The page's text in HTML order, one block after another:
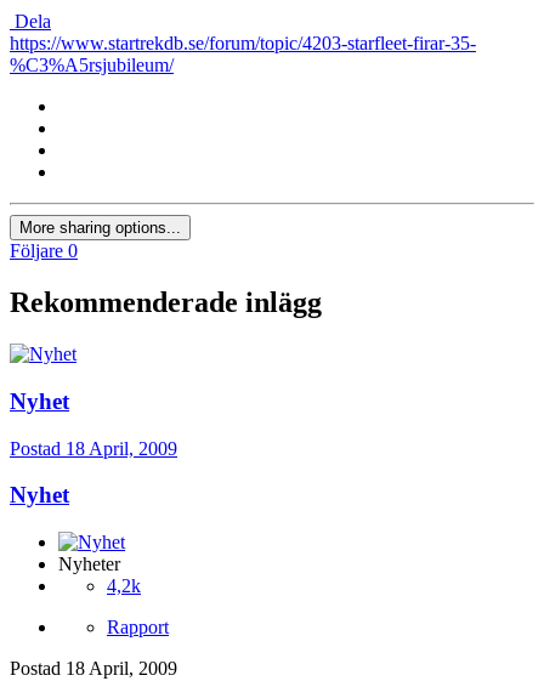
Dela
https://www.startrekdb.se/forum/topic/4203-starfleet-firar-35-
%C3%A5rsjubileum/
More sharing options...
Följare 0
Rekommenderade inlägg
Nyhet
Postad 18 April, 2009
Nyhet
Nyheter
4,2k
Rapport
Postad 18 April, 2009